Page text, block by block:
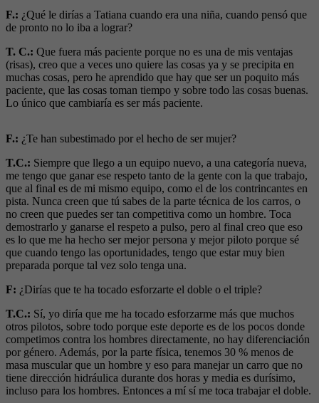
F.: ¿Qué le dirías a Tatiana cuando era una niña, cuando pensó que
de pronto no lo iba a lograr?
T. C.: Que fuera más paciente porque no es una de mis ventajas
(risas), creo que a veces uno quiere las cosas ya y se precipita en
muchas cosas, pero he aprendido que hay que ser un poquito más
paciente, que las cosas toman tiempo y sobre todo las cosas buenas.
Lo único que cambiaría es ser más paciente.
F.: ¿Te han subestimado por el hecho de ser mujer?
T.C.: Siempre que llego a un equipo nuevo, a una categoría nueva,
me tengo que ganar ese respeto tanto de la gente con la que trabajo,
que al final es de mi mismo equipo, como el de los contrincantes en
pista. Nunca creen que tú sabes de la parte técnica de los carros, o
no creen que puedes ser tan competitiva como un hombre. Toca
demostrarlo y ganarse el respeto a pulso, pero al final creo que eso
es lo que me ha hecho ser mejor persona y mejor piloto porque sé
que cuando tengo las oportunidades, tengo que estar muy bien
preparada porque tal vez solo tenga una.
F: ¿Dirías que te ha tocado esforzarte el doble o el triple?
T.C.: Sí, yo diría que me ha tocado esforzarme más que muchos
otros pilotos, sobre todo porque este deporte es de los pocos donde
competimos contra los hombres directamente, no hay diferenciación
por género. Además, por la parte física, tenemos 30 % menos de
masa muscular que un hombre y eso para manejar un carro que no
tiene dirección hidráulica durante dos horas y media es durísimo,
incluso para los hombres. Entonces a mí sí me toca trabajar el doble.